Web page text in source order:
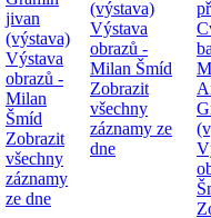
jivan
(výstava)
Výstava
obrazů -
Milan
Šmíd
Zobrazit
všechny
záznamy
ze dne
(výstava)
Výstava
obrazů -
Milan Šmíd
Zobrazit
všechny
záznamy ze
dne